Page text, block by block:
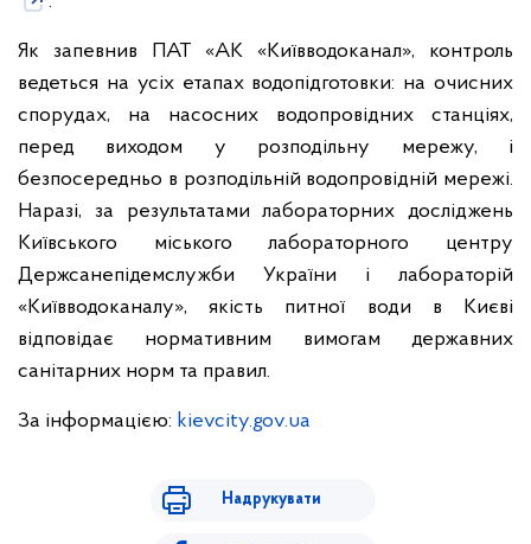
Як запевнив ПАТ «АК «Київводоканал», контроль
ведеться на усіх етапах водопідготовки: на очисних
спорудах, на насосних водопровідних станціях,
перед виходом у розподільну мережу, і
безпосередньо в розподільній водопровідній мережі.
Наразі, за результатами лабораторних досліджень
Київського міського лабораторного центру
Держсанепідемслужби України і лабораторій
«Київводоканалу», якість питної води в Києві
відповідає нормативним вимогам державних
санітарних норм та правил.
За інформацією: kievcity.gov.ua
Надрукувати